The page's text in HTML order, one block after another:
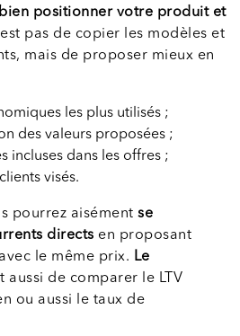
positionner votre produit et
pas de copier les modèles et
mais de proposer mieux en
les plus utilisés ;
des valeurs proposées ;
incluses dans les offres ;
visés.
pourrez aisément se
directs en proposant
le même prix. Le
aussi de comparer le LTV
ou aussi le taux de